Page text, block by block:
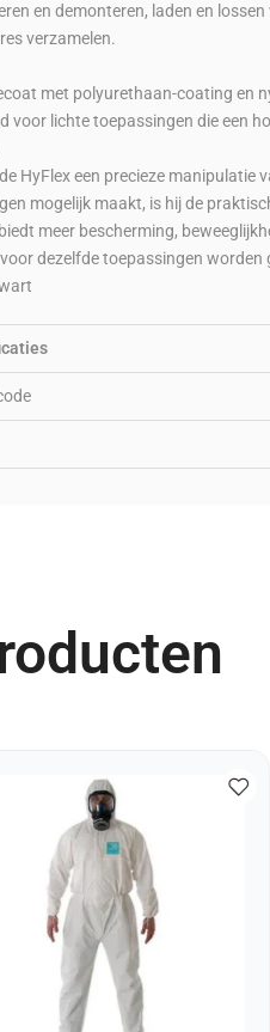
en demonteren, laden en
verzamelen.
met polyurethaan-coating en
voor lichte toepassingen die een
HyFlex een precieze manipulatie
mogelijk maakt, is hij de
meer bescherming,
dezelfde toepassingen worden